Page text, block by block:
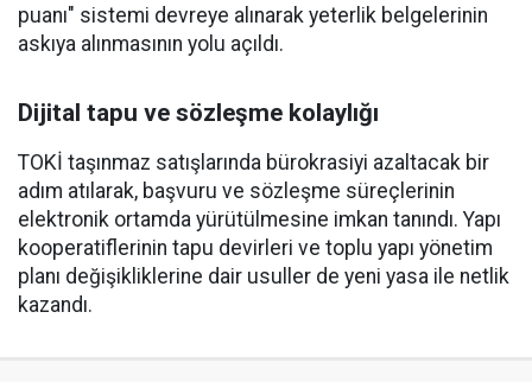
puanı" sistemi devreye alınarak yeterlik belgelerinin
askıya alınmasının yolu açıldı.
Dijital tapu ve sözleşme kolaylığı
TOKİ taşınmaz satışlarında bürokrasiyi azaltacak bir
adım atılarak, başvuru ve sözleşme süreçlerinin
elektronik ortamda yürütülmesine imkan tanındı. Yapı
kooperatiflerinin tapu devirleri ve toplu yapı yönetim
planı değişikliklerine dair usuller de yeni yasa ile netlik
kazandı.